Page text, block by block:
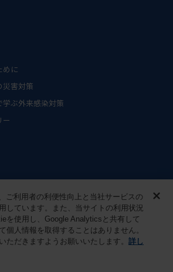
めに
災害対策
ぶ外来感染対策
ー
ご利用条件
組み お問い合わせ
ご利用者の利便性向上と当社サービスの
しています。また、当サイトの利用状況
を使用し、Google Analyticsと共有して
個人情報を取得することはありません。
ただきますようお願いいたします。 詳し